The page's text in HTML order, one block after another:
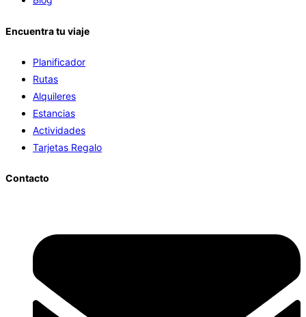
Encuentra tu viaje
Planificador
Rutas
Alquileres
Estancias
Actividades
Tarjetas Regalo
Contacto